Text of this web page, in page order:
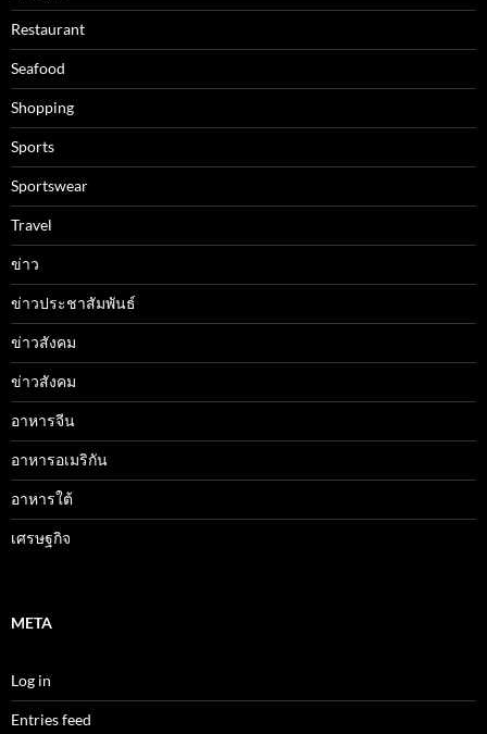
Restaurant
Seafood
Shopping
Sports
Sportswear
Travel
ข่าว
ข่าวประชาสัมพันธ์
ข่าวสังคม
ข่าวสังคม
อาหารจีน
อาหารอเมริกัน
อาหารใต้
เศรษฐกิจ
META
Log in
Entries feed